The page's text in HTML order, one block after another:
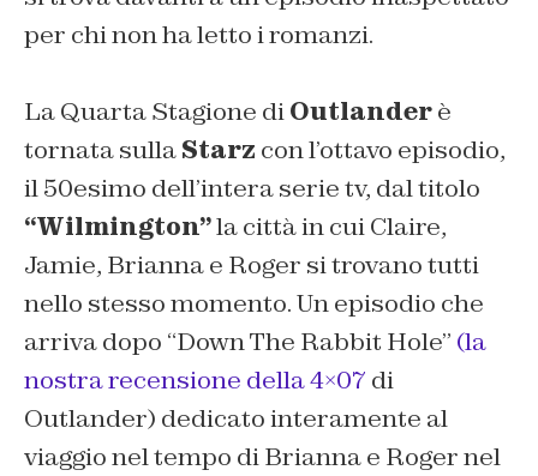
per chi non ha letto i romanzi.
La Quarta Stagione diOutlanderè
tornata sullaStarz con l’ottavo episodio,
il 50esimo dell’intera serie tv, dal titolo
“Wilmington”la città in cui Claire,
Jamie, Brianna e Roger si trovano tutti
nello stesso momento. Un episodio che
arriva dopo “Down The Rabbit Hole” (la
nostra recensione della 4×07 di
Outlander) dedicato interamente al
viaggio nel tempo di Brianna e Roger nel